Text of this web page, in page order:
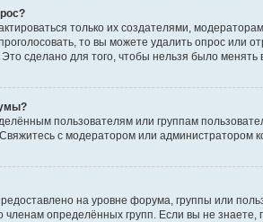
только их создателями,
то вы можете удалить опрос или
сделано для того, чтобы нельзя было
пользователям или группам
с модератором или администратором
на уровне форума, группы или
членам определённых групп. Если вы не